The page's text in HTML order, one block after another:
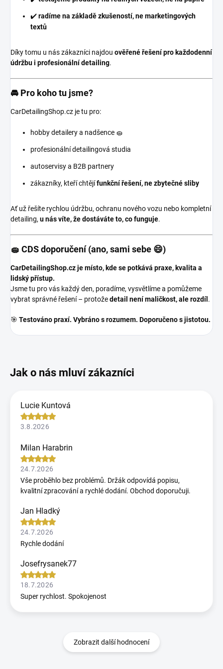
✔️radíme na základě zkušeností, ne marketingových
textů
Díky tomu u nás zákazníci najdou ověřené řešení pro každodenní
údržbu i profesionální detailing.
🚘 Pro koho tu jsme?
CarDetailingShop.cz je tu pro:
hobby detailery a nadšence 🧽
profesionální detailingová studia
autoservisy a B2B partnery
zákazníky, kteří chtějífunkční řešení, ne zbytečné sliby
Ať už řešíte rychlou údržbu, ochranu nového vozu nebo kompletní
detailing, u nás víte, že dostáváte to, co funguje.
🧽 CDS doporučení (ano, sami sebe 😄)
CarDetailingShop.cz je místo, kde se potkává praxe, kvalita a
lidský přístup.
Jsme tu pro vás každý den, poradíme, vysvětlíme a pomůžeme
vybrat správné řešení – protožedetail není maličkost, ale rozdíl .
🎯 Testováno praxí. Vybráno s rozumem. Doporučeno s jistotou.
Lucie Kuntová
3.8.2026
Milan Harabrin
24.7.2026
Vše proběhlo bez problémů. Držák odpovídá popisu,
kvalitní zpracování a rychlé dodání. Obchod doporučuji.
Jan Hladký
24.7.2026
Rychle dodání
Josefrysanek77
18.7.2026
Super rychlost. Spokojenost
Zobrazit další hodnocení